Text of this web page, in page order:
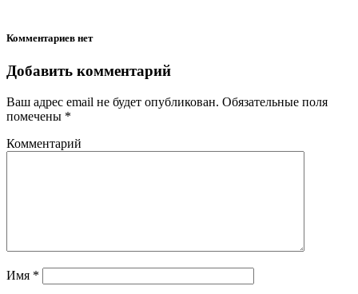
Комментариев нет
Добавить комментарий
Ваш адрес email не будет опубликован. Обязательные поля
помечены *
Комментарий
Имя *